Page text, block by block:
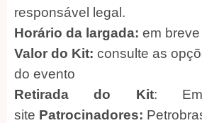
responsável legal.
Horário da largada: em
Valor do Kit: consulte as
do evento
Retirada do Kit:
site Patrocinadores: